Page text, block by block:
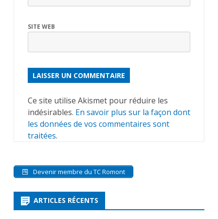
SITE WEB
Ce site utilise Akismet pour réduire les
indésirables. En savoir plus sur la façon dont
les données de vos commentaires sont
traitées.
Devenir membre du TC Romont
ARTICLES RÉCENTS